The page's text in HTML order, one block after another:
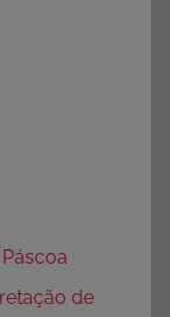
de